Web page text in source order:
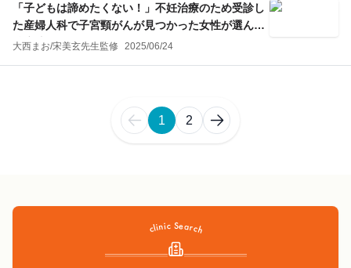
「子どもは諦めたくない！」不妊治療のため受診し
た産婦人科で子宮頸がんが見つかった女性が選んだ
治療法
大西まお/宋美玄先生監修 2025/06/24
1 2